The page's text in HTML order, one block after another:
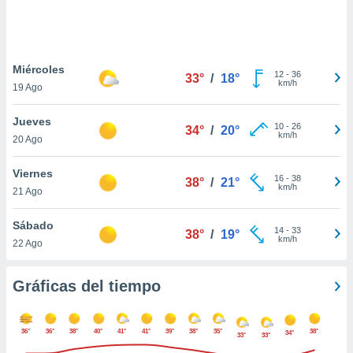
únicos
similares
como
sitio
de
posible
en
a lo que
Para
su
Miércoles
19 Ago
33° / 18° 12- 36
km/h
Jueves
20 Ago
34° / 20° 10- 26
km/h
Viernes
21 Ago
38° / 21° 16- 38
km/h
Sábado
22 Ago
38° / 19° 14- 33
km/h
Gráficas del tiempo
36° 36° 38° 40° 41° 41° 39° 38° 35°
33° 33° 34° 38°